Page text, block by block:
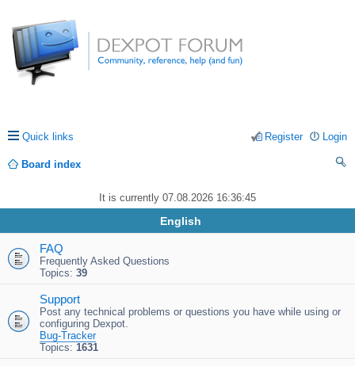
Quick links Login
Register
Board index
rc
h
It is currently 07.08.2026 16:36:45
English
FAQ
Frequently Asked Questions
Topics: 39
Support
Post any technical problems or questions you have while using or
configuring Dexpot.
Bug-Tracker
Topics: 1631